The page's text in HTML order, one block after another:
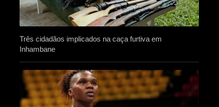
Três cidadãos implicados na caça furtiva em
Inhambane